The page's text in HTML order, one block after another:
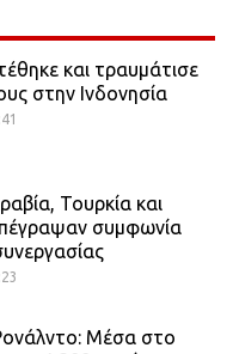
και τραυμάτισε
στην Ινδονησία
Τουρκία και
συμφωνία
Μέσα στο